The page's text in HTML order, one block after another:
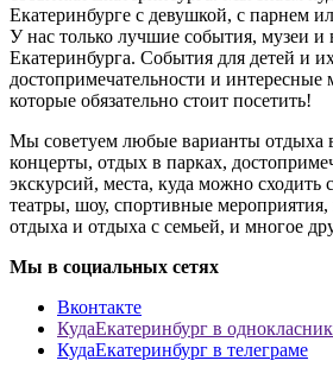
Екатеринбурге с девушкой, с парнем
У нас только лучшие события, музеи и
Екатеринбурга. События для детей и
достопримечательности и интересные
которые обязательно стоит посетить!
Мы советуем любые варианты отдыха
концерты, отдых в парках,
экскурсий, места, куда можно сходить
театры, шоу, спортивные мероприятия,
отдыха и отдыха с семьей, и многое
Мы в социальных сетях
Вконтакте
КудаЕкатеринбург в
КудаЕкатеринбург в телеграме